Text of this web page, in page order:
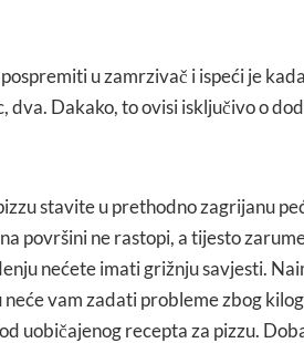
u zamrzivač i ispeći je
dva. Dakako, to ovisi isključivo o
stavite u prethodno zagrijanu
površini ne rastopi, a tijesto
nećete imati grižnju savjesti.
vam zadati probleme zbog
uobičajenog recepta za pizzu.